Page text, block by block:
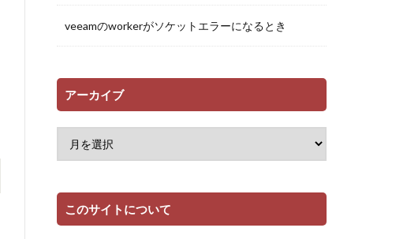
veeamのworkerがソケットエラーになるとき
アーカイブ
このサイトについて